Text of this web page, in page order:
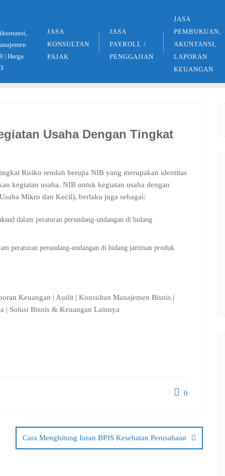
| Harga
JASA
KONSULTAN
PAJAK
JASA
PAYROLL /
PENGGAJIAN
JASA
PEMBUKUAN,
AKUNTANSI,
LAPORAN
KEUANGAN
Usaha Dengan Tingkat
Risiko rendah berupa NIB yang merupakan identitas
kegiatan usaha. NIB untuk kegiatan usaha dengan
Mikro dan Kecil), berlaku juga sebagai:
dalam peraturan perundang-undangan di bidang
peraturan perundang-undangan di bidang jaminan produk
Keuangan | Audit | Konsultan Manajemen Bisnis |
| Solusi Bisnis & Keuangan Lainnya
0
Cara Menghitung Iuran BPJS Kesehatan Perusahaan